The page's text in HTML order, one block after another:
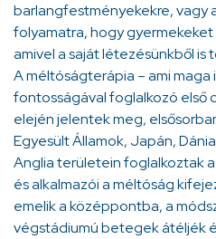
barlangfestményekekre, vagy
folyamatra, hogy gyermekeket
amivel a saját létezésünkből is
A méltóságterápia – ami maga
fontosságával foglalkozó első
elején jelentek meg,
Egyesült Államok, Japán,
Anglia területein foglalkoztak
és alkalmazói a méltóság
emelik a középpontba, a
végstádiumú betegek átéljék